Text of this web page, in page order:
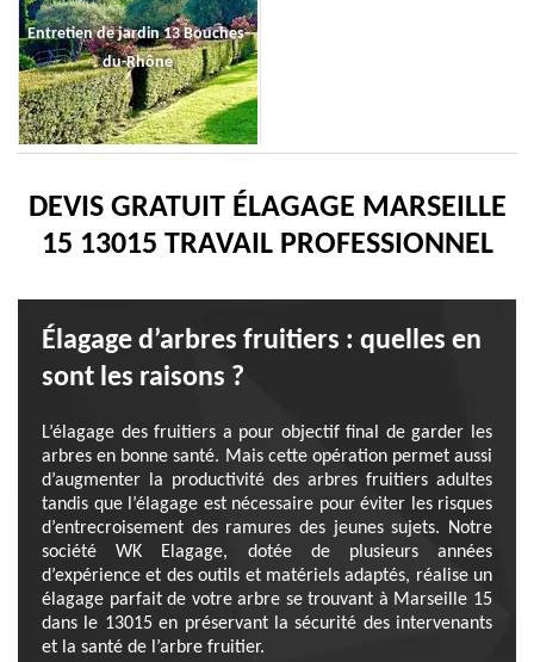
Entretien de jardin 13 Bouches-
du-Rhône
DEVIS GRATUIT ÉLAGAGE MARSEILLE
15 13015 TRAVAIL PROFESSIONNEL
Élagage d’arbres fruitiers : quelles en
sont les raisons ?
L’élagage des fruitiers a pour objectif final de garder les
arbres en bonne santé. Mais cette opération permet aussi
d’augmenter la productivité des arbres fruitiers adultes
tandis que l’élagage est nécessaire pour éviter les risques
d’entrecroisement des ramures des jeunes sujets. Notre
société WK Elagage, dotée de plusieurs années
d’expérience et des outils et matériels adaptés, réalise un
élagage parfait de votre arbre se trouvant à Marseille 15
dans le 13015 en préservant la sécurité des intervenants
et la santé de l’arbre fruitier.